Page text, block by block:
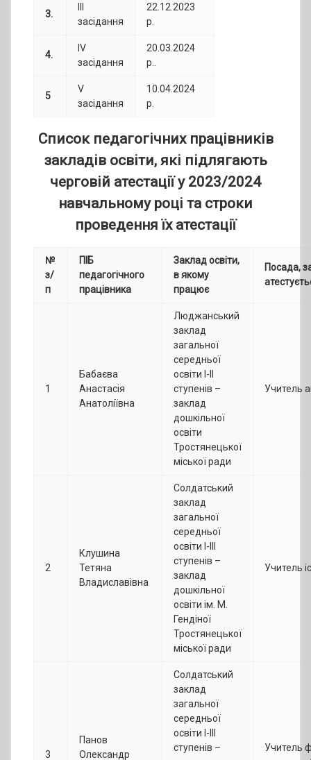
3.
засідання
22.12.2023
р.
4.
ІV
засідання
20.03.2024
р..
5
V
засідання
10.04.2024
р.
Список педагогічних працівників
закладів освіти, які підлягають
черговій атестації у 2023/2024
навчальному році та строки
проведення їх атестації
№
з/
п
ПІБ
педагогічного
працівника
Заклад освіти,
в якому
працює
Посада,
1
Бабаєва
Анастасія
Анатоліївна
Люджанський
заклад
загальної
середньої
освіти І-ІІ
ступенів –
заклад
дошкільної
освіти
Тростянецької
міської ради
Учитель
2
Клушина
Тетяна
Владиславівна
Солдатський
заклад
загальної
середньої
освіти І-ІІІ
ступенів –
заклад
дошкільної
освіти ім. М.
Гендіної
Тростянецької
міської ради
Учитель
3
Панов
Олександр
Солдатський
заклад
загальної
середньої
освіти І-ІІІ
ступенів –
Учитель